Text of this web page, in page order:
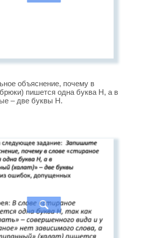
объяснение, почему в
пишется одна буква Н, а в
– две буквы Н.